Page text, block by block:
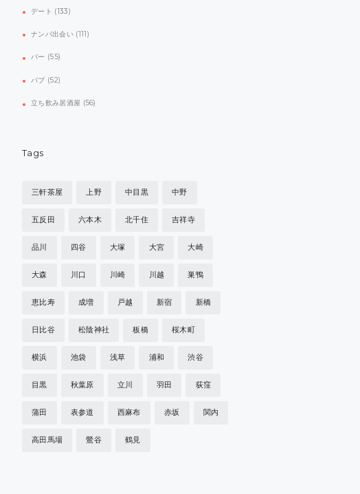
デート (133)
ナンパ出会い (111)
バー (55)
パブ (52)
立ち飲み居酒屋 (56)
Tags
三軒茶屋 上野 中目黒 中野
五反田 六本木 北千住 吉祥寺
品川 四谷 大塚 大宮 大崎
大森 川口 川崎 川越 巣鴨
恵比寿 成増 戸越 新宿 新橋
日比谷 松陰神社 板橋 桜木町
横浜 池袋 浅草 浦和 渋谷
目黒 秋葉原 立川 羽田 荻窪
蒲田 表参道 西麻布 赤坂 関内
高田馬場 鶯谷 鶴見